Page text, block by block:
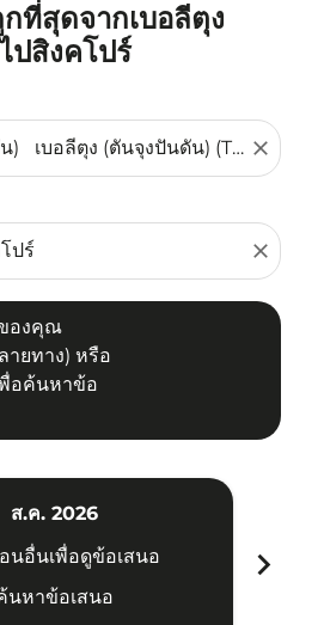
ที่สุดจากเบอลีตุง
ปสิงคโปร์
close
close
ของคุณ
ายทาง) หรือ
อค้นหาข้อ
งคุณ (ต้นทางและ/หรือปลายทาง) หรื
ส.ค. 2026
นอื่นเพื่อดูข้อเสนอ
นหาข้อเสนอ
chevron_right